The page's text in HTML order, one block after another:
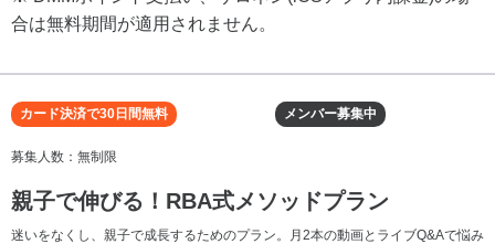
合は無料期間が適用されません。
メンバー募集中
カード決済で30日間無料
募集人数：無制限
親子で伸びる！RBA式メソッドプラン
迷いをなくし、親子で成長するためのプラン。月2本の動画とライブQ&Aで悩み